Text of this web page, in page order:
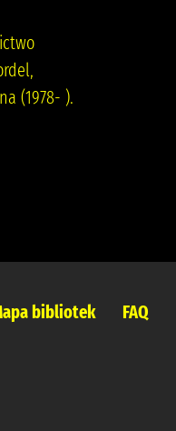
(1978- ).
bibliotek FAQ